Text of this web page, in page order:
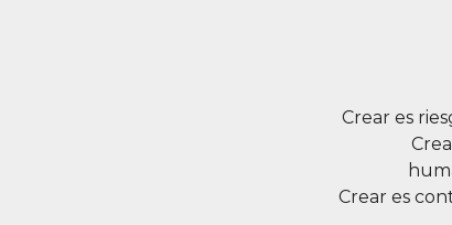
Crear es
Crear es